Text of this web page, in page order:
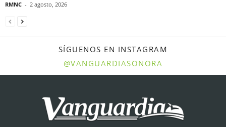
RMNC - 2 agosto, 2026
SÍGUENOS EN INSTAGRAM
@VANGUARDIASONORA